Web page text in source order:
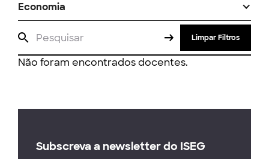
Economia
Limpar Filtros
Não foram encontrados docentes.
Subscreva a newsletter do ISEG